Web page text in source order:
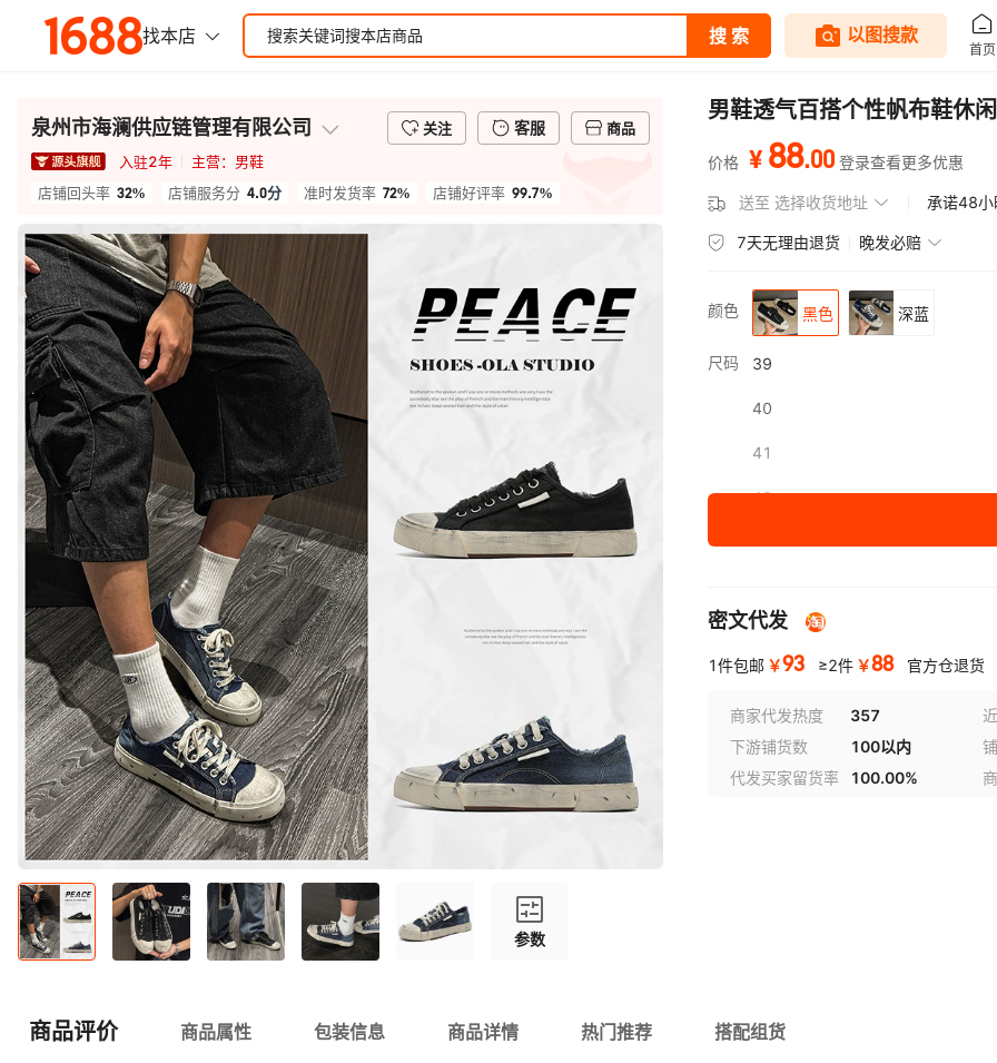
泉州市海澜供应链管理有限公司 关注 客服
商品
入驻2年 主营： 男鞋
店铺回头率 32% 店铺服务分 4.0分 准时发货率 72% 店铺好评率 99.7%
参数
男鞋透气百搭个性帆布鞋休
价格 ¥ 88.00 登录查看更多优惠
送至 选择收货地址 承诺48小
7天无理由退货 晚发必赔
颜色 黑色 深蓝
尺码 39
40
41
42
密文代发
1件包邮 ￥93 ≥2件 ￥88 官方仓退货
商家代发热度 357
下游铺货数
100以内
代发买家留货率
100.00%
商品评价 商品属性 包装信息 商品详情 热门推荐 搭配组货